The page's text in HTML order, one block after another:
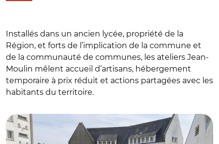
Installés dans un ancien lycée, propriété de la
Région, et forts de l’implication de la commune et
de la communauté de communes, les ateliers Jean-
Moulin mêlent accueil d’artisans, hébergement
temporaire à prix réduit et actions partagées avec les
habitants du territoire.